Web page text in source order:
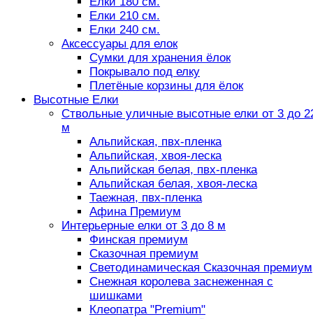
Елки 210 см.
Елки 240 см.
Аксессуары для елок
Сумки для хранения ёлок
Покрывало под елку
Плетёные корзины для ёлок
Высотные Елки
Ствольные уличные высотные елки от 3 до
м
Альпийская, пвх-пленка
Альпийская, хвоя-леска
Альпийская белая, пвх-пленка
Альпийская белая, хвоя-леска
Таежная, пвх-пленка
Афина Премиум
Интерьерные елки от 3 до 8 м
Финская премиум
Сказочная премиум
Светодинамическая Сказочная премиум
Снежная королева заснеженная с
шишками
Клеопатра "Premium"